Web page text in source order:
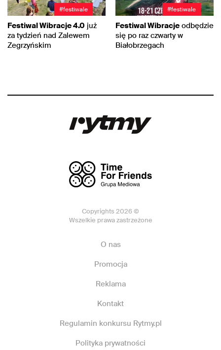
#festiwale
Festiwal Wibracje 4.0 już
za tydzień nad Zalewem
Zegrzyńskim
#festiwale
Festiwal Wibracje odbędzie
się po raz czwarty w
Białobrzegach
Copyrights 2026 ©
Wszelkie prawa zastrzeżone
O nas
Promocja
Reklama
Kontakt
Regulamin konkursu Rytmy.pl
Polityka prywatności